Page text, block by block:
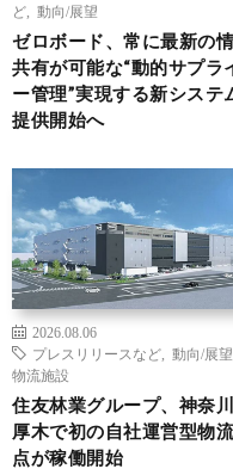
ど
動向/展望
ゼロボード、常に最新の
共有が可能な“動的サプラ
ー管理”実現する新システ
提供開始へ
2026.08.06
プレスリリースなど
動向/展望
物流施設
住友林業グループ、神奈川
厚木で初の自社運営型物
点が稼働開始